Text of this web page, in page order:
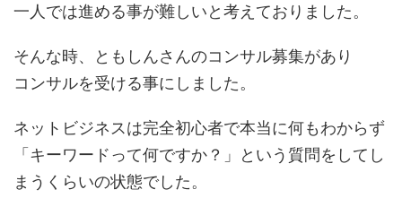
一人では進める事が難しいと考えておりました。
そんな時、ともしんさんのコンサル募集があり
コンサルを受ける事にしました。
ネットビジネスは完全初心者で本当に何もわからず
「キーワードって何ですか？」という質問をしてし
まうくらいの状態でした。